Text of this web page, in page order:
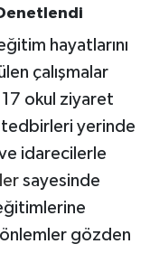
hayatlarını
çalışmalar
okul ziyaret
tedbirleri yerinde
idarecilerle
sayesinde
gözden